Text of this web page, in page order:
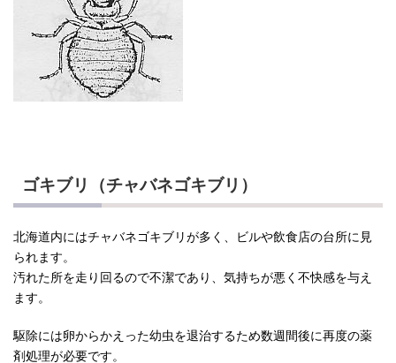
ゴキブリ（チャバネゴキブリ）
北海道内にはチャバネゴキブリが多く、ビルや飲食店の台所に見
られます。
汚れた所を走り回るので不潔であり、気持ちが悪く不快感を与え
ます。
駆除には卵からかえった幼虫を退治するため数週間後に再度の薬
剤処理が必要です。